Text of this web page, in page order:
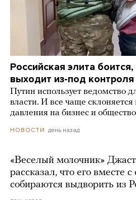
Российская элита
выходит из-под контроля
Путин использует ведомство
власти. И все чаще
давления на бизнес и
НОВОСТИ день назад
«Веселый молочник»
рассказал, что его вместе
собираются выдворить из